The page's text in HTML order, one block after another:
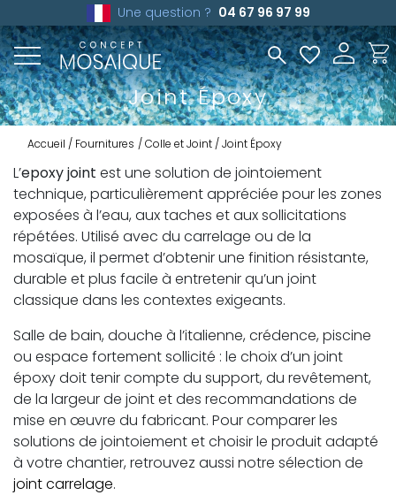
Une question ? 04 67 96 97 99
Joint Époxy
Accueil Fournitures Colle et Joint Joint Époxy
L’epoxy joint est une solution de jointoiement
technique, particulièrement appréciée pour les zones
exposées à l’eau, aux taches et aux sollicitations
répétées. Utilisé avec du carrelage ou de la
mosaïque, il permet d’obtenir une finition résistante,
durable et plus facile à entretenir qu’un joint
classique dans les contextes exigeants.
Salle de bain, douche à l’italienne, crédence, piscine
ou espace fortement sollicité : le choix d’un joint
époxy doit tenir compte du support, du revêtement,
de la largeur de joint et des recommandations de
mise en œuvre du fabricant. Pour comparer les
solutions de jointoiement et choisir le produit adapté
à votre chantier, retrouvez aussi notre sélection de
joint carrelage.